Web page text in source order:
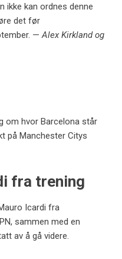
ikke kan ordnes denne
det før
— Alex Kirkland og
om hvor Barcelona står
på Manchester Citys
fra trening
Icardi fra
sammen med en
av å gå videre.